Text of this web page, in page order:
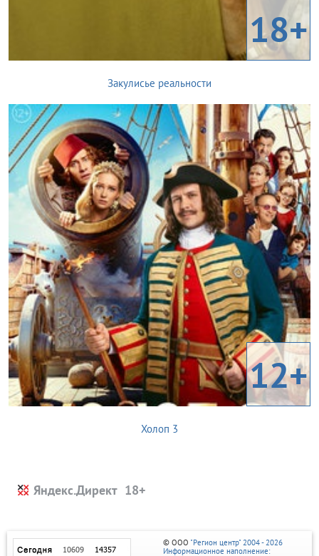
18+
Закулисье реальности
12+
Холоп 3
Яндекс.Директ
© ООО "Регион центр" 2004 - 2026
Информационное наполнение: